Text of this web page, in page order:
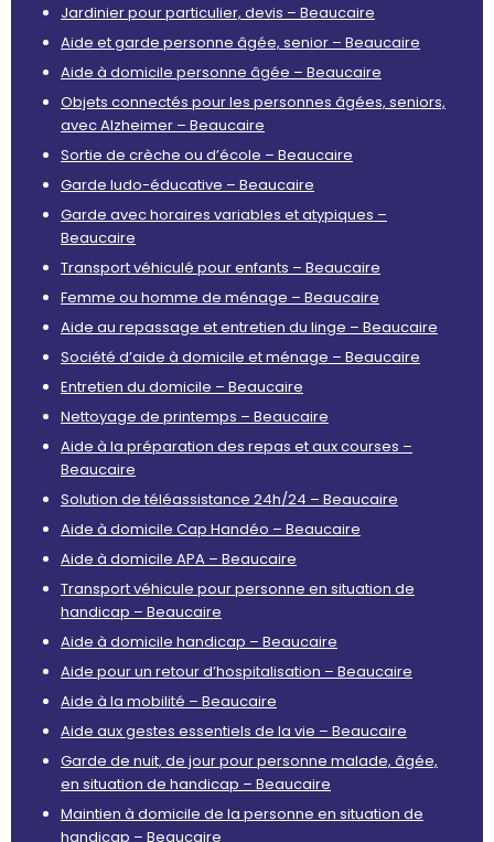
Jardinier pour particulier, devis – Beaucaire
Aide et garde personne âgée, senior – Beaucaire
Aide à domicile personne âgée – Beaucaire
Objets connectés pour les personnes âgées, seniors,
avec Alzheimer – Beaucaire
Sortie de crèche ou d’école – Beaucaire
Garde ludo-éducative – Beaucaire
Garde avec horaires variables et atypiques –
Beaucaire
Transport véhiculé pour enfants – Beaucaire
Femme ou homme de ménage – Beaucaire
Aide au repassage et entretien du linge – Beaucaire
Société d’aide à domicile et ménage – Beaucaire
Entretien du domicile – Beaucaire
Nettoyage de printemps – Beaucaire
Aide à la préparation des repas et aux courses –
Beaucaire
Solution de téléassistance 24h/24 – Beaucaire
Aide à domicile Cap Handéo – Beaucaire
Aide à domicile APA – Beaucaire
Transport véhicule pour personne en situation de
handicap – Beaucaire
Aide à domicile handicap – Beaucaire
Aide pour un retour d’hospitalisation – Beaucaire
Aide à la mobilité – Beaucaire
Aide aux gestes essentiels de la vie – Beaucaire
Garde de nuit, de jour pour personne malade, âgée,
en situation de handicap – Beaucaire
Maintien à domicile de la personne en situation de
handicap – Beaucaire